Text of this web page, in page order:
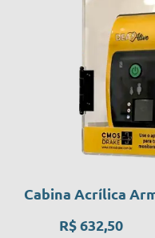
Cabina Acrílica
R$632,50